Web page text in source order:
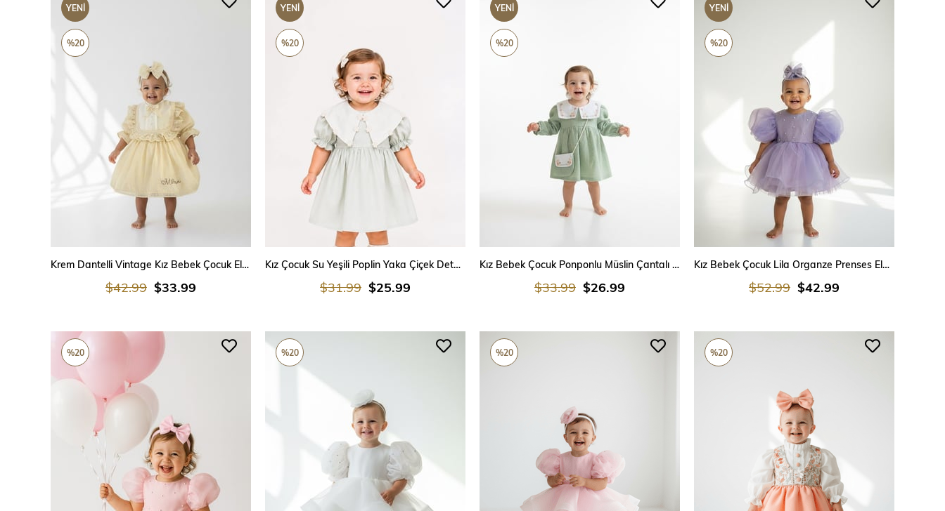
Krem Dantelli Vintage Kız Bebek Çocuk Elbise
$33.99
$42.99
YENI
ÜRÜN
%20
Kız Çocuk Su Yeşili Poplin Yaka Çiçek Detaylı Elbise
$25.99
$31.99
YENI
ÜRÜN
%20
Kız Bebek Çocuk Ponponlu Müslin Çantalı Elbise
$26.99
$33.99
YENI
ÜRÜN
%20
Kız Bebek Çocuk Lila Organze Prenses Elbise – Göğüs İnci İşlemeli Doğum Günü Elbisesi
$42.99
$52.99
YENI
ÜRÜN
%20
%20 %20 %20 %20